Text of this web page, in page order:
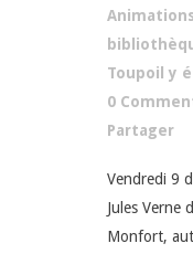
Toupoil y
0
Partager
Vendredi 9
Jules Verne
Monfort,